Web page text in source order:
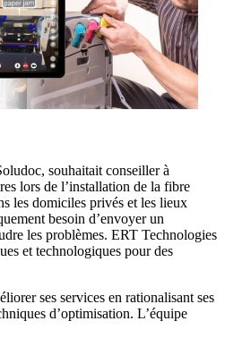
souhaitait conseiller à
lors de l’installation de la fibre
les domiciles privés et les lieux
besoin d’envoyer un
les problèmes. ERT Technologies
et technologiques pour des
ses services en rationalisant ses
d’optimisation. L’équipe